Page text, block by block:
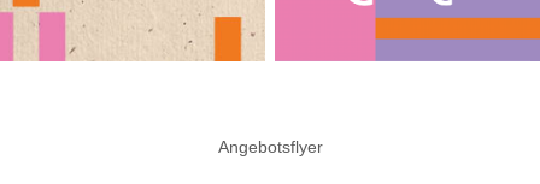
Angebotsflyer